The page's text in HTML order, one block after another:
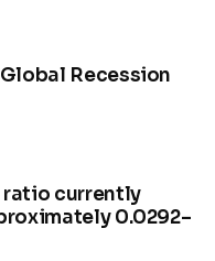
Recession
ratio currently
0.0292–